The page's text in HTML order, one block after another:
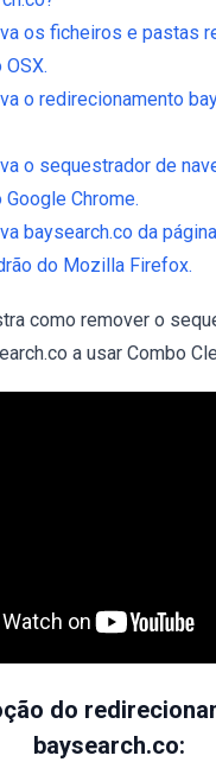
os ficheiros e pastas
o redirecionamento
o sequestrador de
Chrome.
baysearch.co da
do Mozilla Firefox.
como remover o
a usar Combo
do
baysearch.co: